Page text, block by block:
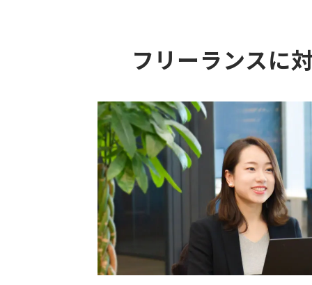
フリーランスに